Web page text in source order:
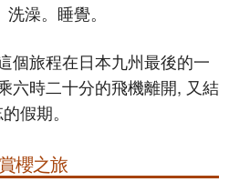
澡。睡覺。
個旅程在日本九州最後的一
六時二十分的飛機離開, 又結
假期。
櫻之旅